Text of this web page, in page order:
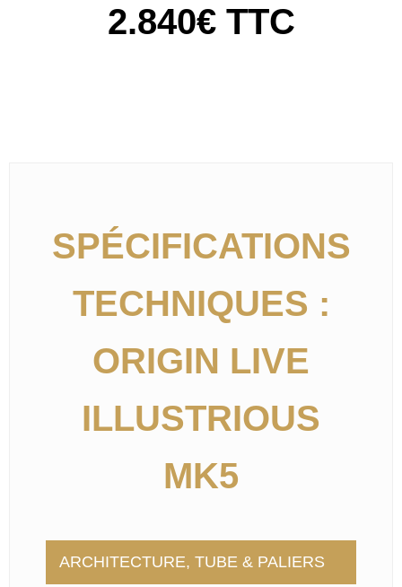
2.840€ TTC
SPÉCIFICATIONS
TECHNIQUES :
ORIGIN LIVE
ILLUSTRIOUS
MK5
ARCHITECTURE, TUBE & PALIERS